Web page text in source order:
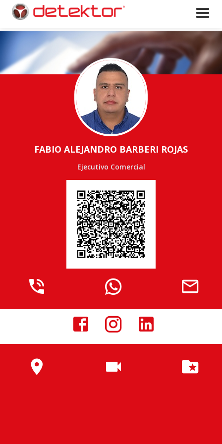
FABIO ALEJANDRO BARBERI ROJAS
Ejecutivo Comercial
 


 
  